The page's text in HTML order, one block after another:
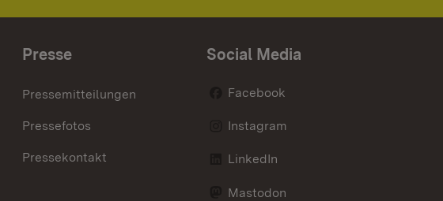
Presse
Pressemitteilungen
Pressefotos
Pressekontakt
Social Media
Facebook
Instagram
LinkedIn
Mastodon